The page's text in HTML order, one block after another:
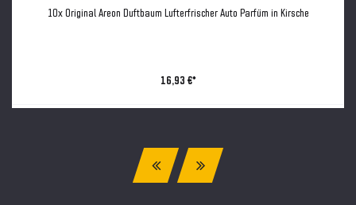
10x Original Areon Duftbaum Lufterfrischer Auto Parfüm in Kirsche
16,93 €*